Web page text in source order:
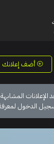
أضف إعلانك
الدخول